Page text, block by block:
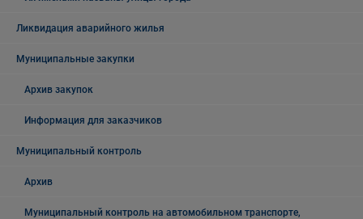
Ликвидация аварийного жилья
Муниципальные закупки
Архив закупок
Информация для заказчиков
Муниципальный контроль
Архив
Муниципальный контроль на автомобильном транспорте,